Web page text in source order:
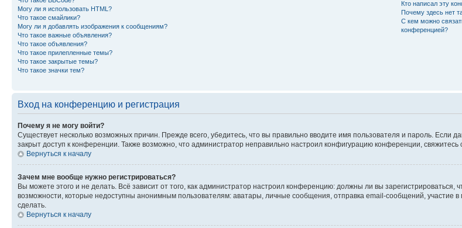
Могу ли я использовать HTML?
Что такое смайлики?
Могу ли я добавлять изображения к сообщениям?
Что такое важные объявления?
Что такое объявления?
Что такое прилепленные темы?
Что такое закрытые темы?
Что такое значки тем?
Кто написал эту
Почему здесь нет
С кем можно
конференцией?
Вход на конференцию и регистрация
Почему я не могу войти?
Существует несколько возможных причин. Прежде всего, убедитесь, что вы правильно вводите имя пользователя и пароль.
закрыт доступ к конференции. Также возможно, что администратор неправильно настроил конфигурацию конференции, свяжитесь
Вернуться к началу
Зачем мне вообще нужно регистрироваться?
Вы можете этого и не делать. Всё зависит от того, как администратор настроил конференцию: должны ли вы
возможности, которые недоступны анонимным пользователям: аватары, личные сообщения, отправка email-сообщений, участие в
сделать.
Вернуться к началу